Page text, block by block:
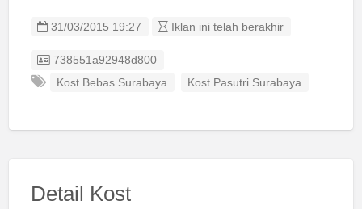
31/03/2015 19:27 Iklan ini telah berakhir
Listing ID
738551a92948d800
Kost Bebas Surabaya
Kost Pasutri Surabaya
Detail Kost